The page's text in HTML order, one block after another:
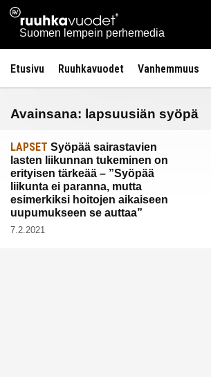
Siirry
sisältöön
Ruuhkavuodet.fi
Suomen lempein perhemedia
Etusivu Ruuhkavuodet Vanhemmuus
Avainsana: lapsuusiän syöpä
LAPSET Syöpää sairastavien
lasten liikunnan tukeminen on
erityisen tärkeää – ”Syöpää
liikunta ei paranna, mutta
esimerkiksi hoitojen aikaiseen
uupumukseen se auttaa”
7.2.2021